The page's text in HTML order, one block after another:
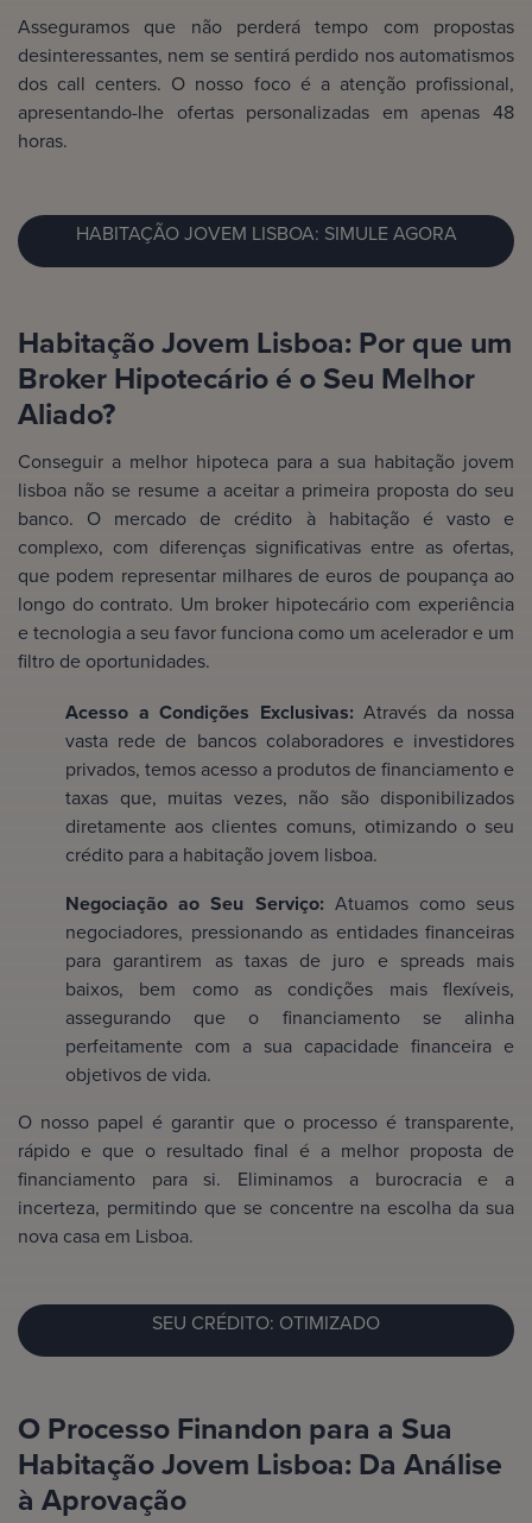
Asseguramos que não perderá tempo com propostas
desinteressantes, nem se sentirá perdido nos automatismos
dos call centers. O nosso foco é a atenção profissional,
apresentando-lhe ofertas personalizadas em apenas 48
horas.
HABITAÇÃO JOVEM LISBOA: SIMULE AGORA
Habitação Jovem Lisboa: Por que um
Broker Hipotecário é o Seu Melhor
Aliado?
Conseguir a melhor hipoteca para a sua habitação jovem
lisboa não se resume a aceitar a primeira proposta do seu
banco. O mercado de crédito à habitação é vasto e
complexo, com diferenças significativas entre as ofertas,
que podem representar milhares de euros de poupança ao
longo do contrato. Um broker hipotecário com experiência
e tecnologia a seu favor funciona como um acelerador e um
filtro de oportunidades.
Acesso a Condições Exclusivas: Através da nossa
vasta rede de bancos colaboradores e investidores
privados, temos acesso a produtos de financiamento e
taxas que, muitas vezes, não são disponibilizados
diretamente aos clientes comuns, otimizando o seu
crédito para a habitação jovem lisboa.
Negociação ao Seu Serviço:Atuamos como seus
negociadores, pressionando as entidades financeiras
para garantirem as taxas de juro e spreads mais
baixos, bem como as condições mais flexíveis,
assegurando que o financiamento se alinha
perfeitamente com a sua capacidade financeira e
objetivos de vida.
O nosso papel é garantir que o processo é transparente,
rápido e que o resultado final é a melhor proposta de
financiamento para si. Eliminamos a burocracia e a
incerteza, permitindo que se concentre na escolha da sua
nova casa em Lisboa.
SEU CRÉDITO: OTIMIZADO
O Processo Finandon para a Sua
Habitação Jovem Lisboa: Da Análise
à Aprovação